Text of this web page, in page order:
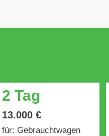
2 Tag
13.000 €
für: Gebrauchtwagen